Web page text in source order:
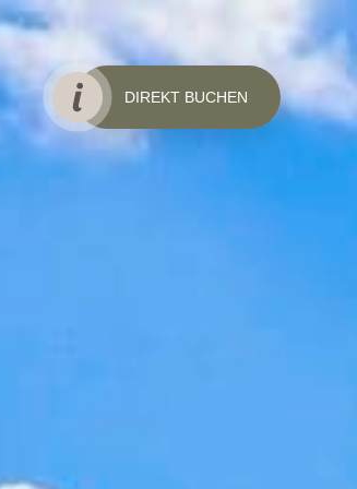
DIREKT BUCHEN